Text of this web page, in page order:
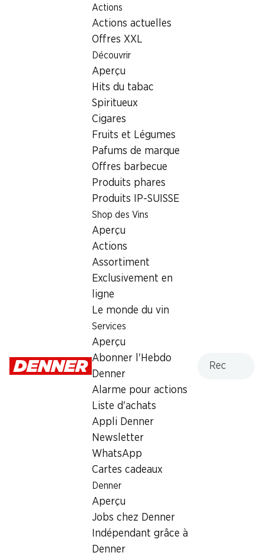
Actions
Actions actuelles
Offres XXL
Découvrir
Aperçu
Hits du tabac
Spiritueux
Cigares
Fruits et Légumes
Pafums de marque
Offres barbecue
Produits phares
Produits IP-SUISSE
Shop des Vins
Aperçu
Actions
Assortiment
Exclusivement en
ligne
Le monde du vin
Services
Aperçu
Abonner l'Hebdo
Denner
Alarme pour actions
Liste d'achats
Appli Denner
Newsletter
WhatsApp
Cartes cadeaux
Denner
Aperçu
Jobs chez Denner
Indépendant grâce à
Denner
Localisateur de succursales
Succursale Denner Wiesenbachstrasse 7, 9030 Abtwil
9030 Abtwil,
Einkaufszentrum Säntispark
Succursale Denner
Wiesenbachstrasse 7, 9030 Abtwil
Voir l’itinéraire
Heures d'ouverture
Mercredi
Retrait d'espèces avec la carte
postale / M-Card